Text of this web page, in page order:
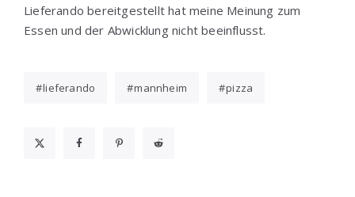
Lieferando bereitgestellt hat meine Meinung zum
Essen und der Abwicklung nicht beeinflusst.
lieferando mannheim pizza